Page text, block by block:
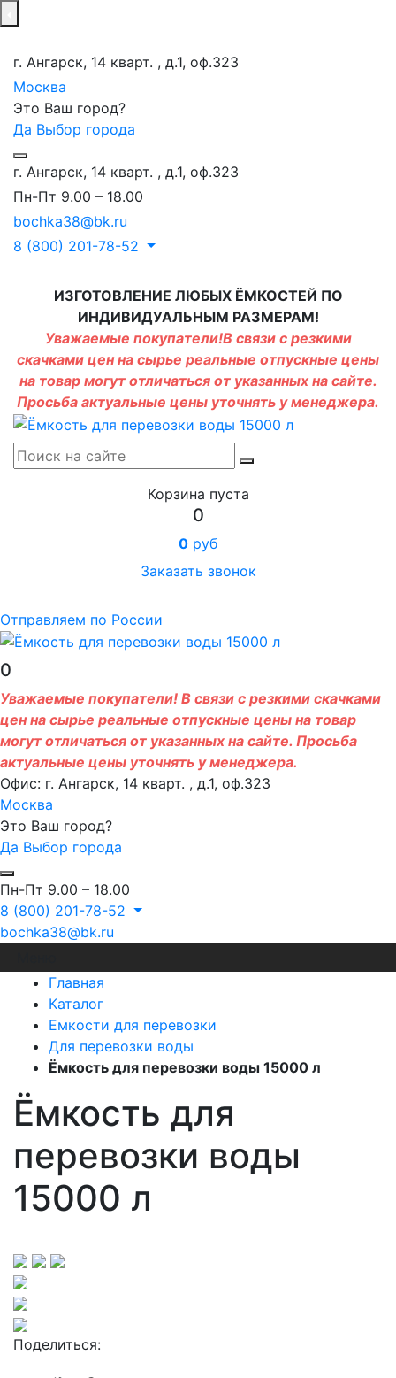
г. Ангарск, 14 кварт. , д.1, оф.323
Москва
Это Ваш город?
Да Выбор города
г. Ангарск, 14 кварт. , д.1, оф.323
Пн-Пт 9.00 – 18.00
bochka38@bk.ru
8 (800) 201-78-52
ИЗГОТОВЛЕНИЕ ЛЮБЫХ ЁМКОСТЕЙ ПО
ИНДИВИДУАЛЬНЫМ РАЗМЕРАМ!
Уважаемые покупатели!В связи с резкими
скачками цен на сырье реальные отпускные цены
на товар могут отличаться от указанных на сайте.
Просьба актуальные цены уточнять у менеджера.
Корзина пуста
0
0 руб
Заказать звонок
Отправляем по России
0
Уважаемые покупатели! В связи с резкими скачками
цен на сырье реальные отпускные цены на товар
могут отличаться от указанных на сайте. Просьба
актуальные цены уточнять у менеджера.
Офис: г. Ангарск, 14 кварт. , д.1, оф.323
Москва
Это Ваш город?
Да Выбор города
Пн-Пт 9.00 – 18.00
8 (800) 201-78-52
bochka38@bk.ru
Главная
Каталог
Емкости для перевозки
Для перевозки воды
Ёмкость для перевозки воды 15000 л
Ёмкость для
перевозки воды
15000 л
Поделиться: